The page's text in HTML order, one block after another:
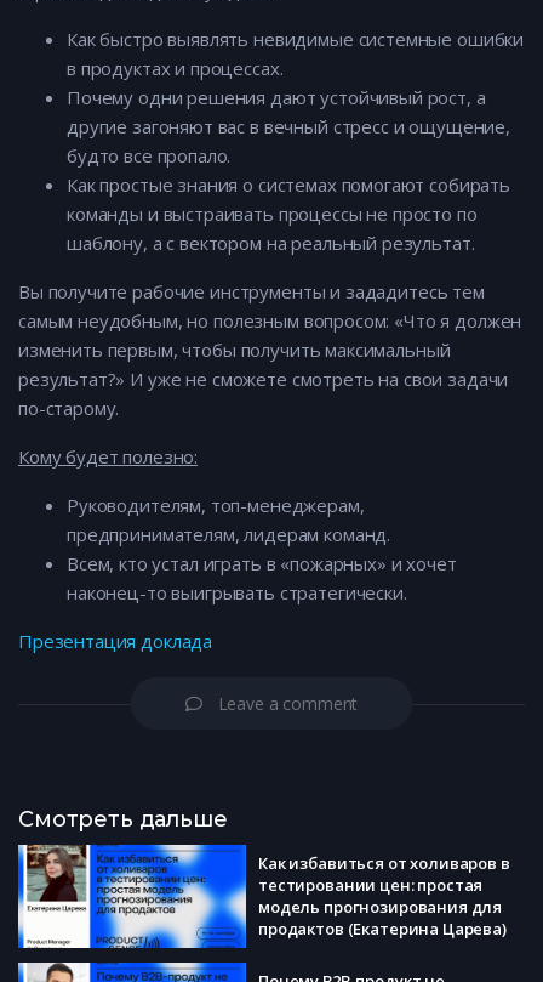
Как быстро выявлять невидимые системные ошибки
в продуктах и процессах.
Почему одни решения дают устойчивый рост, а
другие загоняют вас в вечный стресс и ощущение,
будто все пропало.
Как простые знания о системах помогают собирать
команды и выстраивать процессы не просто по
шаблону, а с вектором на реальный результат.
Вы получите рабочие инструменты и зададитесь тем
самым неудобным, но полезным вопросом: «Что я должен
изменить первым, чтобы получить максимальный
результат?» И уже не сможете смотреть на свои задачи
по-старому.
Кому будет полезно:
Руководителям, топ-менеджерам,
предпринимателям, лидерам команд.
Всем, кто устал играть в «пожарных» и хочет
наконец-то выигрывать стратегически.
Презентация доклада
Leave a comment
Смотреть дальше
Как избавиться от холиваров в
тестировании цен: простая
модель прогнозирования для
продактов (Екатерина Царева)